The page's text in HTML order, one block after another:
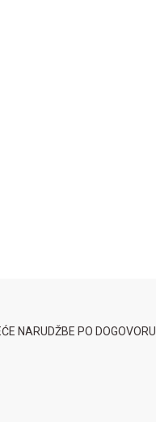
NARUDŽBE PO DOGOVORU.